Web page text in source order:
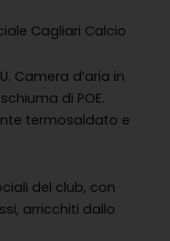
Cagliari Calcio
Camera d’aria in
di POE.
termosaldato e
del club, con
arricchiti dallo